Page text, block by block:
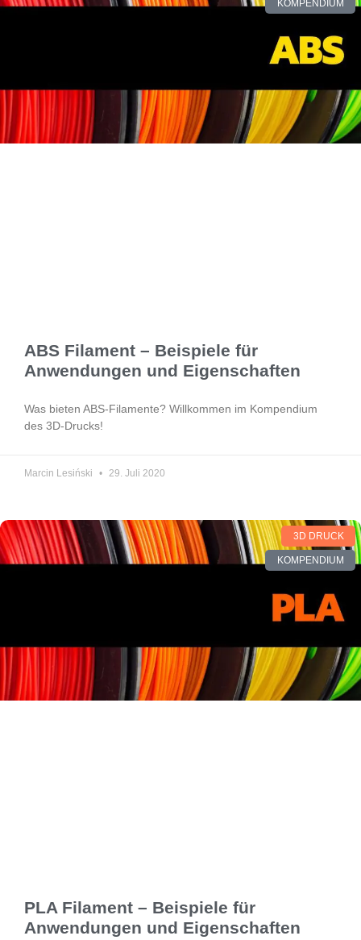
KOMPENDIUM
ABS Filament – Beispiele für
Anwendungen und Eigenschaften
Was bieten ABS-Filamente? Willkommen im Kompendium
des 3D-Drucks!
Marcin Lesiński 29. Juli 2020
3D DRUCK
KOMPENDIUM
PLA Filament – Beispiele für
Anwendungen und Eigenschaften